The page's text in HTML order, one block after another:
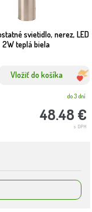
svietidlo, nerez, LED
2W teplá biela
Vložiť do košíka
48.48 €
s DPH
do 3 dní